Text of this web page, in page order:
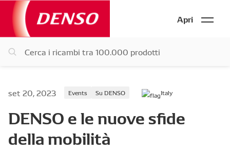
Apri
set 20, 2023 Events Su DENSO Italy
DENSO e le nuove sfide
della mobilità